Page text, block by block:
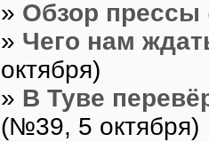
» Обзор прессы
» Чего нам
октября)
» В Туве
(№39, 5 октября)